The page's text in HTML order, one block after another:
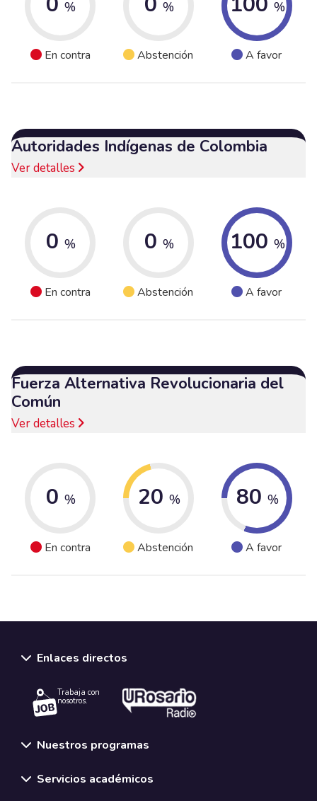
%
En contra
%
Abstención
%
A favor
Autoridades Indígenas de Colombia
Ver detalles
0 %
En contra
0 %
Abstención
100 %
A favor
Fuerza Alternativa Revolucionaria del
Común
Ver detalles
0 %
En contra
20 %
Abstención
80 %
A favor
Enlaces directos
Trabaja con
nosotros.
Nuestros programas
Servicios académicos